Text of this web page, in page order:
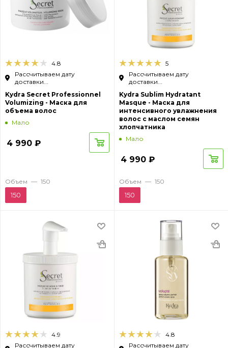
4.8
Рассчитываем дату
доставки...
Kydra Secret Professionnel
Volumizing - Mаска для
объема волос
Мало
4 990 ₽
Объем — 150
150
5
Рассчитываем дату
доставки...
Kydra Sublim Hydratant
Masque - Маска для
интенсивного увлажнения
волос с маслом семян
хлопчатника
Мало
4 990 ₽
Объем — 150
150
4.9
Рассчитываем дату
4.8
Рассчитываем дату